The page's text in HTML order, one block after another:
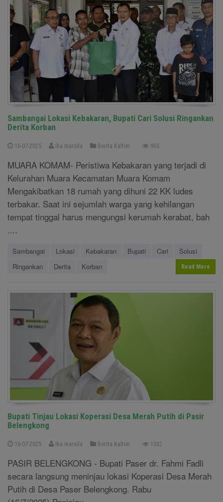
Sambangai Lokasi Kebakaran, Bupati Cari Solusi Ringankan
Derita Korban
16-07-2025 Ika marsila Berita Kaltim 955
MUARA KOMAM- Peristiwa Kebakaran yang terjadi di
Kelurahan Muara Kecamatan Muara Komam
Mengakibatkan 18 rumah yang dihuni 22 KK ludes
terbakar. Saat ini sejumlah warga yang kehilangan
tempat tinggal harus mengungsi kerumah kerabat, bah
....
Sambangai Lokasi Kebakaran Bupati Cari
Solusi
Ringankan
Derita Korban Read More
Bupati Tinjau Lokasi Koperasi Desa Merah Putih di Pasir
Belengkong
16-07-2025 Ika marsila Berita Kaltim 1532
PASIR BELENGKONG - Bupati Paser dr. Fahmi Fadli
secara langsung meninjau lokasi Koperasi Desa Merah
Putih di Desa Paser Belengkong. Rabu